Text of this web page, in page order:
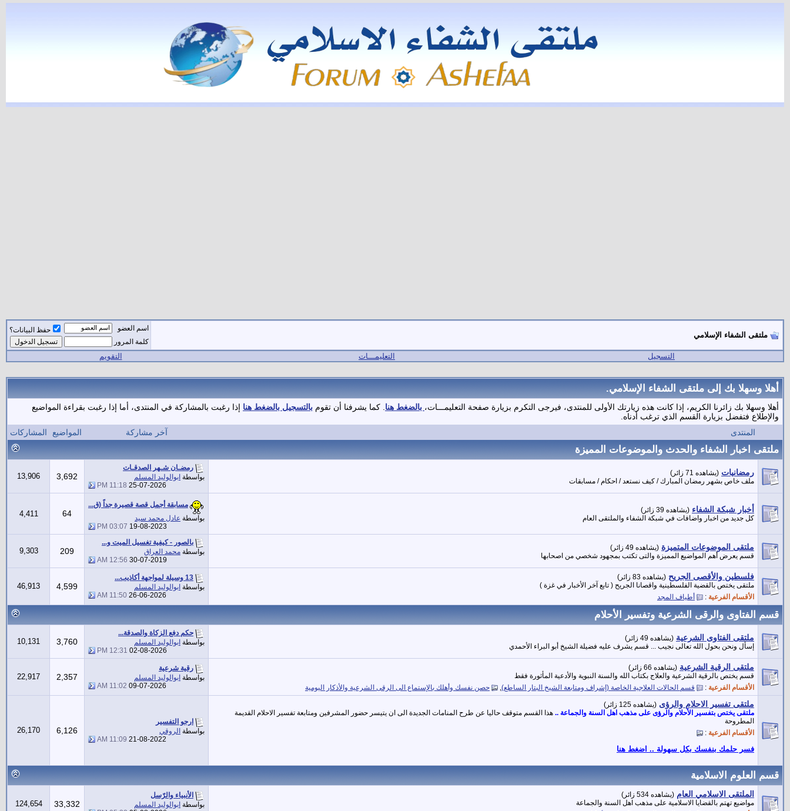
ملتقى الشفاء الإسلامي
اسم العضو
حفظ البيانات؟
كلمة المرور
التسجيل التعليمـــات التقويم
أهلا وسهلا بك إلى ملتقى الشفاء الإسلامي.
أهلا وسهلا بك زائرنا الكريم، إذا كانت هذه زيارتك الأولى للمنتدى، فيرجى التكرم بزيارة صفحة التعليمـــات، بالضغط هنا . كما يشرفنا أن تقوم بالتسجيل بالضغط هنا إذا رغبت بالمشاركة في المنتدى، أما إذا رغبت بقراءة المواضيع
والإطلاع فتفضل بزيارة القسم الذي ترغب أدناه.
المنتدى
آخر مشاركة المواضيع المشاركات
ملتقى اخبار الشفاء والحدث والموضوعات المميزة
رمضانيات (يشاهده 71 زائر)
ملف خاص بشهر رمضان المبارك / كيف نستعد / احكام / مسابقات
رمضـان شـهر الصدقـات
بواسطة ابوالوليد المسلم
25-07-2026
11:18 PM
3,692
13,906
أخبار شبكة الشفاء (يشاهده 39 زائر)
كل جديد من اخبار واضافات في شبكة الشفاء والملتقى العام
مسابقة أجمل قصة قصيرة جداً (ق...
بواسطة عادل محمد سيد
19-08-2023
03:07 PM
64
4,411
ملتقى الموضوعات المتميزة (يشاهده 49 زائر)
قسم يعرض أهم المواضيع المميزة والتى تكتب بمجهود شخصي من اصحابها
بالصور - كيفية تغسيل الميت و...
بواسطة محمد العراق
30-07-2019
12:56 AM
209
9,303
فلسطين والأقصى الجريح (يشاهده 83 زائر)
ملتقى يختص بالقضية الفلسطينية واقصانا الجريح ( تابع آخر الأخبار في غزة )
الأقسام الفرعية : أطياف المجد
13 وسيلة لمواجهة أكاذيب...
بواسطة ابوالوليد المسلم
26-06-2026
11:50 AM
4,599
46,913
قسم الفتاوى والرقى الشرعية وتفسير الأحلام
ملتقى الفتاوى الشرعية (يشاهده 49 زائر)
إسأل ونحن بحول الله تعالى نجيب ... قسم يشرف عليه فضيلة الشيخ أبو البراء الأحمدي
حكم دفع الزكاة والصدقة...
بواسطة ابوالوليد المسلم
02-08-2026
12:31 PM
3,760
10,131
ملتقى الرقية الشرعية (يشاهده 66 زائر)
قسم يختص بالرقية الشرعية والعلاج بكتاب الله والسنة النبوية والأدعية المأثورة فقط
الأقسام الفرعية : قسم الحالات العلاجية الخاصة (إشراف ومتابعة الشيخ البتار الساطع) حصن نفسك وأهلك بالإستماع الى الرقى الشرعية والأذكار اليومية
رقية شرعية
بواسطة ابوالوليد المسلم
09-07-2026
11:02 AM
2,357
22,917
ملتقى تفسير الاحلام والرؤى (يشاهده 125 زائر)
ملتقى يختص بتفسير الأحلام والرؤى على مذهب اهل السنة والجماعة .. هذا القسم متوقف حاليا عن طرح المنامات الجديدة الى ان يتيسر حضور المشرفين ومتابعة تفسير الاحلام القديمة
المطروحة
الأقسام الفرعية :
فسر حلمك بنفسك بكل سهولة .. اضغط هنا
ارجو التفسير
بواسطة الروقي
21-08-2022
11:09 AM
6,126
26,170
قسم العلوم الاسلامية
الملتقى الاسلامي العام (يشاهده 534 زائر)
مواضيع تهتم بالقضايا الاسلامية على مذهب اهل السنة والجماعة
الأنبياء والرّسل
بواسطة ابوالوليد المسلم
33,332
124,654